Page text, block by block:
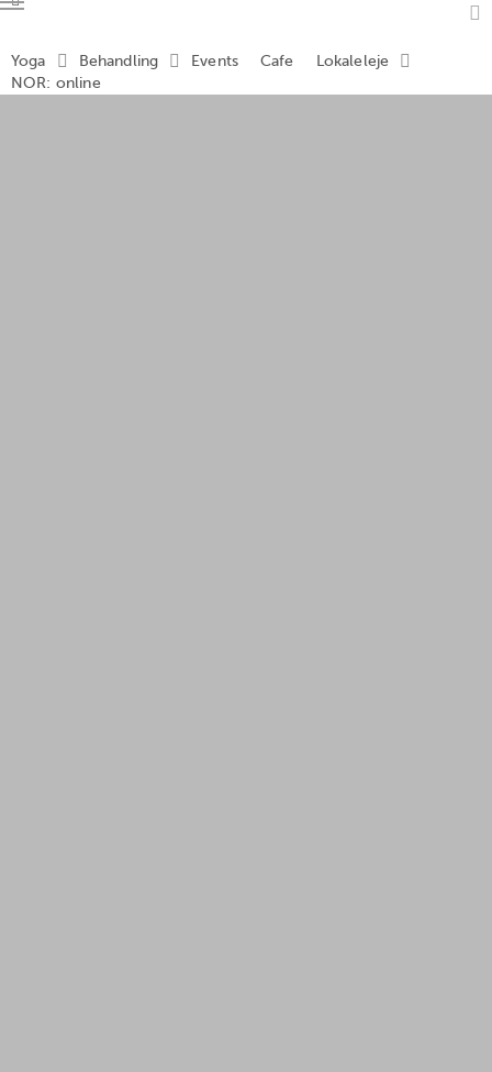
Yoga Behandling Events Cafe
Lokaleleje
NOR: online